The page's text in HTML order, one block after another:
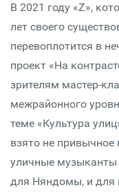
В 2021 году «Z»,
лет своего
перевоплотится в
проект «На
зрителям мастер-
межрайонного
теме «Культура
взято не привычное
уличные
для Няндомы, и для